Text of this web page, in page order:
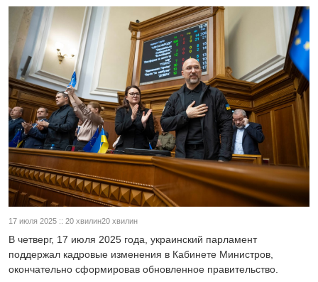
17 июля 2025 :: 20 хвилин20 хвилин
В четверг, 17 июля 2025 года, украинский парламент
поддержал кадровые изменения в Кабинете Министров,
окончательно сформировав обновленное правительство.